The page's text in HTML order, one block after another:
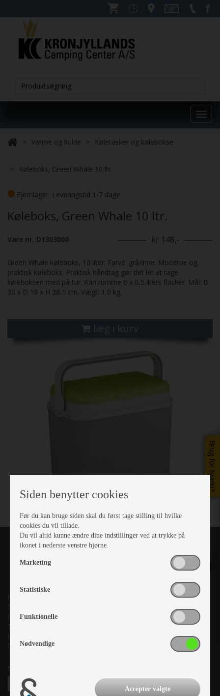
Brug for hjælp?
Varme og kulde Køletasker og kølebokse
Køleboks, Green Whale 10 ltr.
Fjernlager. Leveringstid 1-7 dage
Køleboks, Green Whale 10 ltr.
Vare nr. D1303000 kr 148,-
Green Whale køleboks, 10 liter. Farve: grå/lime. Moderne og
praktisk køleboks. Praktisk håndtag gør det let at tage
køleboksen med på tur. Kan rumme 6 x 0,5 liters flasker. Mål: B
30 x D 19 x H 28,1 cm. Vægt: 1,0 kg.
læg i kurv
Kronjyllands Camping Center A/S
Suderholmen 10, 8960 Randers SØ
(Lige ud til Grenåvej)
Tlf. +45 87 10 98 70
Info@as-kcc.dk
CVR: 33 38 77 33
Samtykke til nyhedsbrev
Siden benytter cookies
Før du kan bruge siden skal du først tage stilling til hvilke
cookies du vil tillade.
Du vil altid kunne ændre dine indstillinger ved at trykke på
ikonet i nederste venstre hjørne.
Marketing
Statistiske
Funktionelle
Nødvendige
Accepter valgte